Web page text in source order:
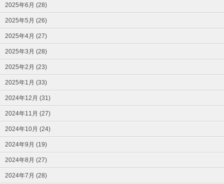
2025年6月 (28)
2025年5月 (26)
2025年4月 (27)
2025年3月 (28)
2025年2月 (23)
2025年1月 (33)
2024年12月 (31)
2024年11月 (27)
2024年10月 (24)
2024年9月 (19)
2024年8月 (27)
2024年7月 (28)